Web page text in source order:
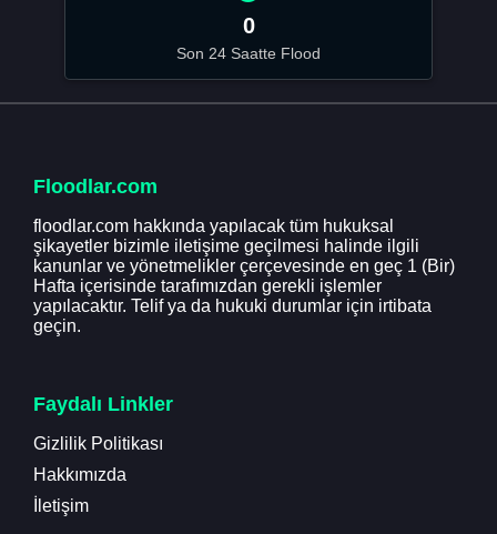
0
Son 24 Saatte Flood
Floodlar.com
floodlar.com hakkında yapılacak tüm hukuksal
şikayetler bizimle iletişime geçilmesi halinde ilgili
kanunlar ve yönetmelikler çerçevesinde en geç 1 (Bir)
Hafta içerisinde tarafımızdan gerekli işlemler
yapılacaktır. Telif ya da hukuki durumlar için irtibata
geçin.
Faydalı Linkler
Gizlilik Politikası
Hakkımızda
İletişim